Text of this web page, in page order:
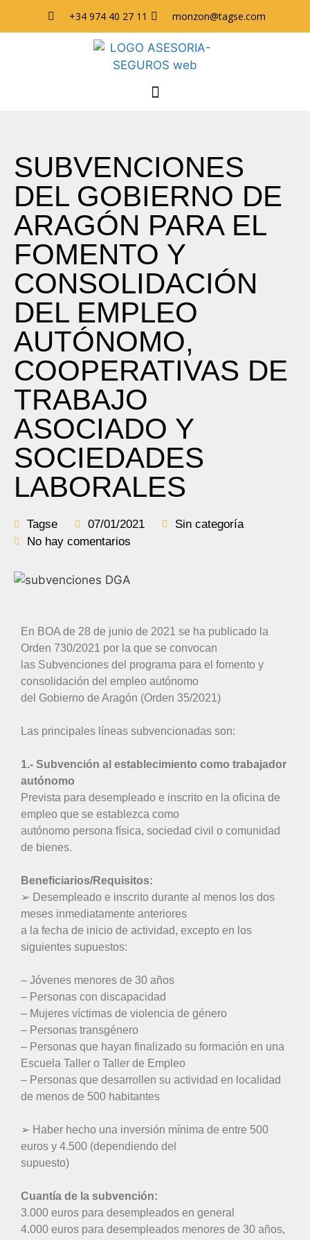
+34 974 40 27 11 monzon@tagse.com
SUBVENCIONES
DEL GOBIERNO DE
ARAGÓN PARA EL
FOMENTO Y
CONSOLIDACIÓN
DEL EMPLEO
AUTÓNOMO,
COOPERATIVAS DE
TRABAJO
ASOCIADO Y
SOCIEDADES
LABORALES
Tagse 07/01/2021
Sin categoría
No hay comentarios
En BOA de 28 de junio de 2021 se ha publicado la
Orden 730/2021 por la que se convocan
las Subvenciones del programa para el fomento y
consolidación del empleo autónomo
del Gobierno de Aragón (Orden 35/2021)
Las principales líneas subvencionadas son:
1.- Subvención al establecimiento como trabajador
autónomo
Prevista para desempleado e inscrito en la oficina de
empleo que se establezca como
autónomo persona física, sociedad civil o comunidad
de bienes.
Beneficiarios/Requisitos:
➢ Desempleado e inscrito durante al menos los dos
meses inmediatamente anteriores
a la fecha de inicio de actividad, excepto en los
siguientes supuestos:
– Jóvenes menores de 30 años
– Personas con discapacidad
– Mujeres víctimas de violencia de género
– Personas transgénero
– Personas que hayan finalizado su formación en una
Escuela Taller o Taller de Empleo
– Personas que desarrollen su actividad en localidad
de menos de 500 habitantes
➢ Haber hecho una inversión mínima de entre 500
euros y 4.500 (dependiendo del
supuesto)
Cuantía de la subvención:
3.000 euros para desempleados en general
4.000 euros para desempleados menores de 30 años,